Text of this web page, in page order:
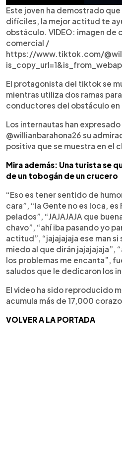
Este joven ha demostrado
difíciles, la mejor actitud te
obstáculo. VIDEO: imagen de
comercial /
https://www.tiktok.com/
El protagonista del tiktok se
mientras utiliza dos ramas
conductores del obstáculo en
Los internautas han expresado
@willianbarahona26 su
positiva que se muestra en el
Mira además: Una turista se
de un tobogán de un crucero
“Eso es tener sentido de
cara”, “la Gente no es loca, es
pelados”, “JAJAJAJA que
chavo”, “ahí iba pasando yo
actitud”, “jajajajaja ese man si
miedo al que dirán jajajajaja”,
los problemas me encanta”,
saludos que le dedicaron los
El video ha sido reproducido
acumula más de 17,000
VOLVER A LA PORTADA